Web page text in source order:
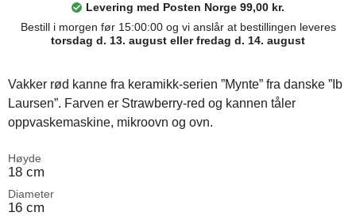
Levering med Posten Norge 99,00 kr.
Bestill i morgen før 15:00:00 og vi anslår at bestillingen leveres
torsdag d. 13. august eller fredag d. 14. august
Vakker rød kanne fra keramikk-serien ”Mynte” fra danske ”Ib
Laursen”. Farven er Strawberry-red og kannen tåler
oppvaskemaskine, mikroovn og ovn.
Høyde
18 cm
Diameter
16 cm